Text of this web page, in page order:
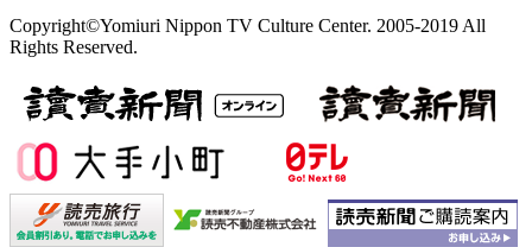
Copyright©Yomiuri Nippon TV Culture Center. 2005-2019 All
Rights Reserved.